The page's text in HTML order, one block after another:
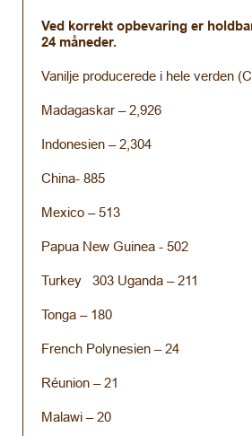
Ved korrekt opbevaring er
24 måneder.
Vanilje producerede i hele verden
Madagaskar – 2,926
Indonesien – 2,304
China- 885
Mexico – 513
Papua New Guinea - 502
Turkey 303 Uganda – 211
Tonga – 180
French Polynesien – 24
Réunion – 21
Malawi – 20